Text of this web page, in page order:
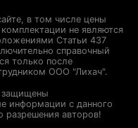
в том числе цены
не являются
Статьи 437
справочный
только после
ООО "Лихач".
защищены
информации с данного
разрешения авторов!